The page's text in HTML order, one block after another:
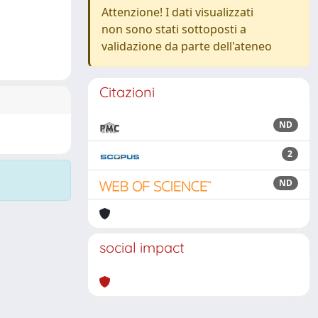
Attenzione! I dati visualizzati
non sono stati sottoposti a
validazione da parte dell'ateneo
Citazioni
ND
2
ND
social impact